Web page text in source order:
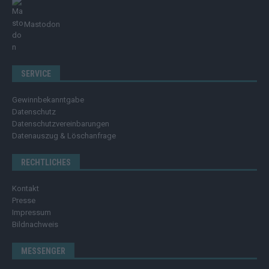
Mastodon
SERVICE
Gewinnbekanntgabe
Datenschutz
Datenschutzvereinbarungen
Datenauszug & Löschanfrage
RECHTLICHES
Kontakt
Presse
Impressum
Bildnachweis
MESSENGER